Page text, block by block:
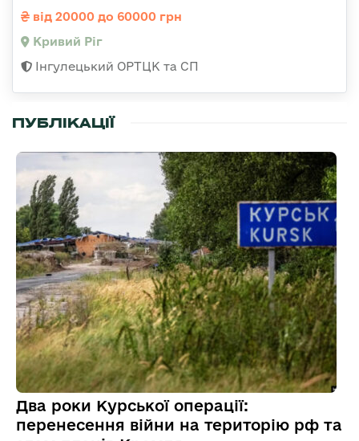
від 20000 до 60000 грн
Кривий Ріг
Інгулецький ОРТЦК та СП
ПУБЛІКАЦІЇ
Два роки Курської операції:
перенесення війни на територію рф та